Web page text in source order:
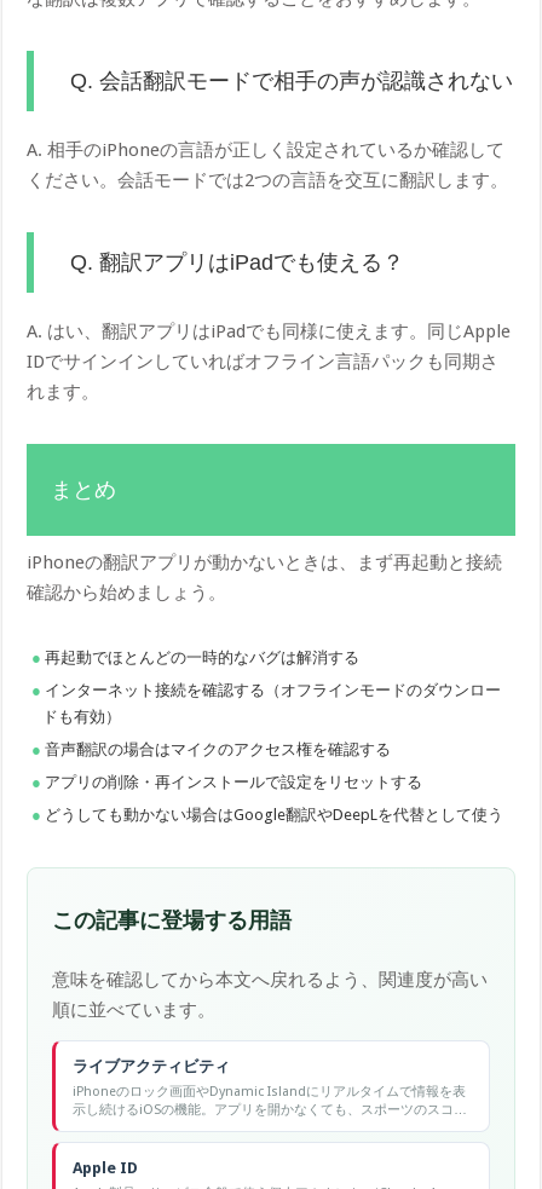
Q. 会話翻訳モードで相手の声が認識されない
A. 相手のiPhoneの言語が正しく設定されているか確認して
ください。会話モードでは2つの言語を交互に翻訳します。
Q. 翻訳アプリはiPadでも使える？
A. はい、翻訳アプリはiPadでも同様に使えます。同じApple
IDでサインインしていればオフライン言語パックも同期さ
れます。
まとめ
iPhoneの翻訳アプリが動かないときは、まず再起動と接続
確認から始めましょう。
再起動でほとんどの一時的なバグは解消する
インターネット接続を確認する（オフラインモードのダウンロー
ドも有効）
音声翻訳の場合はマイクのアクセス権を確認する
アプリの削除・再インストールで設定をリセットする
どうしても動かない場合はGoogle翻訳やDeepLを代替として使う
この記事に登場する用語
意味を確認してから本文へ戻れるよう、関連度が高い
順に並べています。
ライブアクティビティ
iPhoneのロック画面やDynamic Islandにリアルタイムで情報を表
示し続けるiOSの機能。アプリを開かなくても、スポーツのスコア
や配送状況などを常に確認できる。
Apple ID